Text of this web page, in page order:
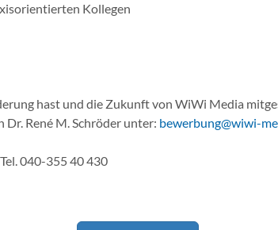
Kollegen
hast und die Zukunft von WiWi Media
René M. Schröder unter: bewerbung@wiwi-
040-355 40 430